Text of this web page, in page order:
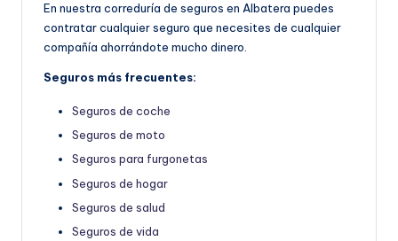
En nuestra correduría de seguros en Albatera puedes
contratar cualquier seguro que necesites de cualquier
compañía ahorrándote mucho dinero.
Seguros más frecuentes:
Seguros de coche
Seguros de moto
Seguros para furgonetas
Seguros de hogar
Seguros de salud
Seguros de vida